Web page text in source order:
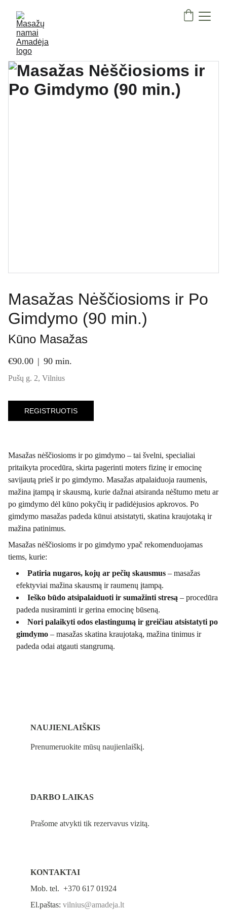
Masažas Nėščiosioms ir Po
Gimdymo (90 min.)
Kūno Masažas
€90.00 90 min.
Pušų g. 2, Vilnius
REGISTRUOTIS
Masažas nėščiosioms ir po gimdymo – tai švelni, specialiai
pritaikyta procedūra, skirta pagerinti moters fizinę ir emocinę
savijautą prieš ir po gimdymo. Masažas atpalaiduoja raumenis,
mažina įtampą ir skausmą, kurie dažnai atsiranda nėštumo metu ar
po gimdymo dėl kūno pokyčių ir padidėjusios apkrovos. Po
gimdymo masažas padeda kūnui atsistatyti, skatina kraujotaką ir
mažina patinimus.
Masažas nėščiosioms ir po gimdymo ypač rekomenduojamas
tiems, kurie:
Patiria nugaros, kojų ar pečių skausmus – masažas
efektyviai mažina skausmą ir raumenų įtampą.
Ieško būdo atsipalaiduoti ir sumažinti stresą – procedūra
padeda nusiraminti ir gerina emocinę būseną.
Nori palaikyti odos elastingumą ir greičiau atsistatyti po
gimdymo – masažas skatina kraujotaką, mažina tinimus ir
padeda odai atgauti stangrumą.
NAUJIENLAIŠKIS
Prenumeruokite mūsų naujienlaiškį.
DARBO LAIKAS
KONTAKTAI
Mob. tel.  +370 617 01924
El.paštas: vilnius@amadeja.lt
Prašome atvykti tik rezervavus vizitą.